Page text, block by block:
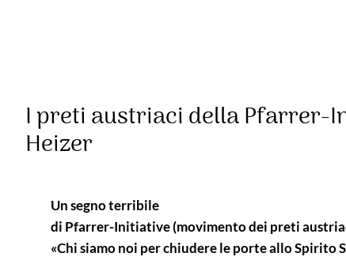
I preti austriaci della Pfarrer-
Heizer
Un segno terribile
di Pfarrer-Initiative (movimento dei preti
«Chi siamo noi per chiudere le porte allo Spirito